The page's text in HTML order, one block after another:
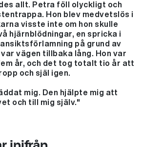
allt. Petra föll olyckligt och
Hon blev medvetslös i
visste inte om hon skulle
hjärnblödningar, en spricka i
på grund av
vägen tillbaka lång. Hon var
år, och det tog totalt tio år att
och själ igen.
mig. Den hjälpte mig att
och till mig själv."